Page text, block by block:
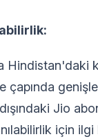
Hindistan'daki
çapında
Jio
için ilgi